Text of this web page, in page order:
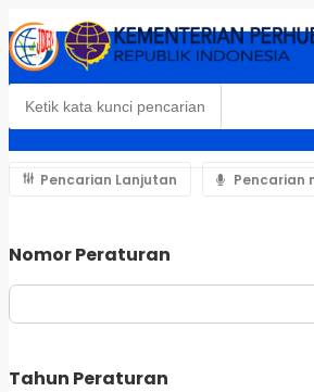
Pencarian Lanjutan Pencarian
Nomor Peraturan
Tahun Peraturan